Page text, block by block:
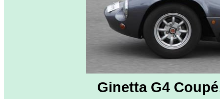
Ginetta G4 Coupé